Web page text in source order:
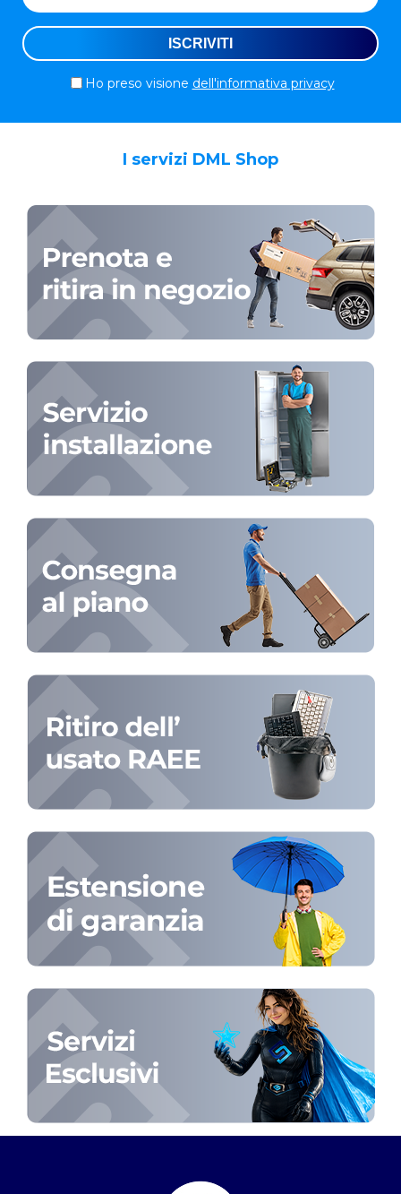
Ho preso visione dell'informativa privacy
I servizi DML Shop